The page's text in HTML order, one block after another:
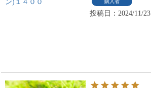
ン)１４００
投稿日 2024/11/23